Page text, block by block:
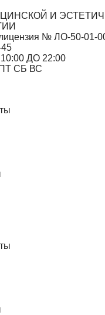
И
№ ЛО-50-01-
ДО 22:00
ПТ СБ ВС